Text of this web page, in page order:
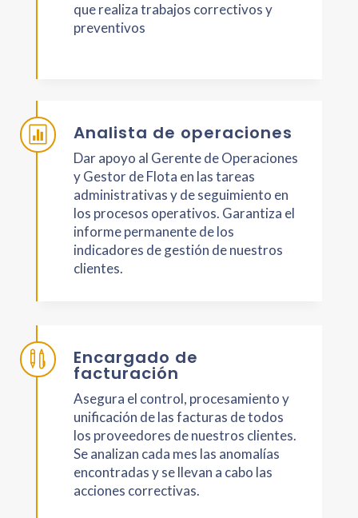
que realiza trabajos correctivos y
preventivos
 Analista de operaciones
Dar apoyo al Gerente de Operaciones
y Gestor de Flota en las tareas
administrativas y de seguimiento en
los procesos operativos. Garantiza el
informe permanente de los
indicadores de gestión de nuestros
clientes.
 Encargado de
facturación
Asegura el control, procesamiento y
unificación de las facturas de todos
los proveedores de nuestros clientes.
Se analizan cada mes las anomalías
encontradas y se llevan a cabo las
acciones correctivas.